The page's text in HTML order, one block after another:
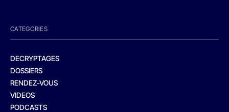
CATEGORIES
DECRYPTAGES
DOSSIERS
RENDEZ-VOUS
VIDEOS
PODCASTS